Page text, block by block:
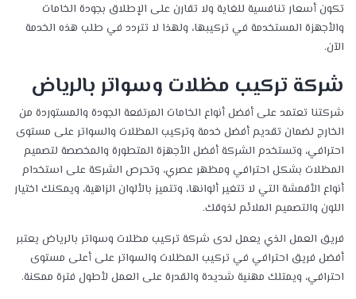
تكون أسعار تنافسية للغاية ولا تقارن على الإطلاق بجودة الخامات
والأجهزة المستخدمة في تركيبها، ولهذا لا تتردد في طلب هذه الخدمة
الآن.
شركة تركيب مظلات وسواتر بالرياض
شركتنا تعتمد على أفضل أنواع الخامات المرتفعة الجودة والمستوردة من
الخارج لضمان تقديم أفضل خدمة وتركيب المظلات والسواتر على مستوى
احترافي، وتستخدم الشركة أفضل الأجهزة المتطورة والمخصصة لتصميم
المظلات بشكل احترافي ومظهر عصري، وتحرص الشركة على استخدام
أنواع الأقمشة التي لا تتغير ألوانها، وتتميز بالألوان الزاهية، ويمكنك اختيار
اللون والتصميم الملائم لذوقك.
فريق العمل الذي يعمل لدى شركة تركيب مظلات وسواتر بالرياض يعتبر
أفضل فريق احترافي في تركيب المظلات والسواتر على أعلى مستوى
احترافي، ويمتلك مهنية شديدة والقدرة على العمل لأطول فترة ممكنة.